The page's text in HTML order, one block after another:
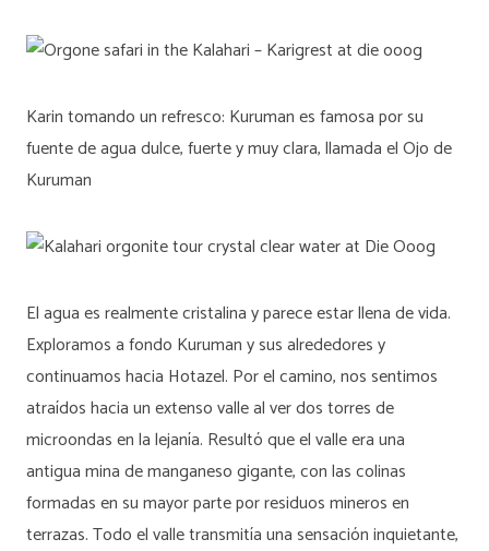
Karin tomando un refresco: Kuruman es famosa por su
fuente de agua dulce, fuerte y muy clara, llamada el Ojo de
Kuruman
El agua es realmente cristalina y parece estar llena de vida.
Exploramos a fondo Kuruman y sus alrededores y
continuamos hacia Hotazel. Por el camino, nos sentimos
atraídos hacia un extenso valle al ver dos torres de
microondas en la lejanía. Resultó que el valle era una
antigua mina de manganeso gigante, con las colinas
formadas en su mayor parte por residuos mineros en
terrazas. Todo el valle transmitía una sensación inquietante,